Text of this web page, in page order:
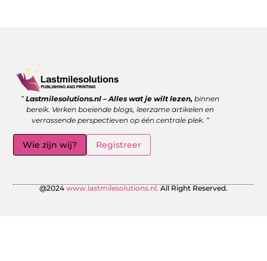
”Lastmilesolutions.nl – Alles wat je wilt lezen, binnen
bereik. Verken boeiende blogs, leerzame artikelen en
verrassende perspectieven op één centrale plek. “
Wie zijn wij? Registreer
@2024 www.lastmilesolutions.nl. All Right Reserved.